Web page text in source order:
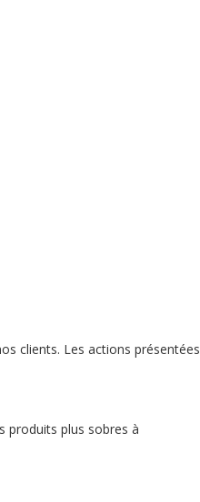
clients. Les actions présentées
produits plus sobres à